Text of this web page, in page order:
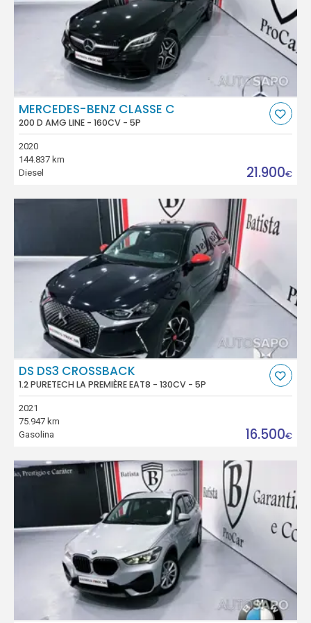
MERCEDES-BENZ CLASSE C
200 D AMG LINE - 160CV - 5P
2020
144.837 km
Diesel
21.900€
DS DS3 CROSSBACK
1.2 PURETECH LA PREMIÈRE EAT8 - 130CV - 5P
2021
75.947 km
Gasolina
16.500€